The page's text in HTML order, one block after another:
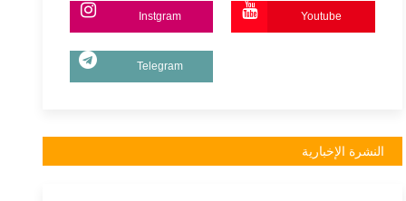
Instgram Youtube
Telegram
النشرة الإخبارية